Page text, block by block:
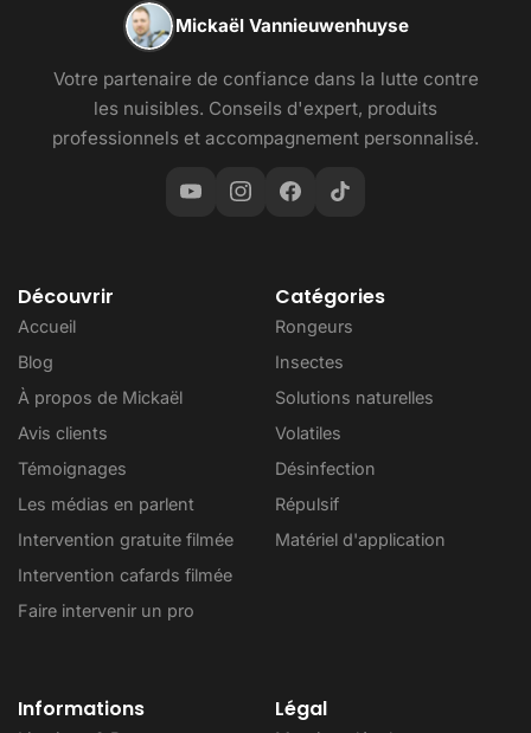
Mickaël Vannieuwenhuyse
Votre partenaire de confiance dans la lutte contre
les nuisibles. Conseils d'expert, produits
professionnels et accompagnement personnalisé.
Découvrir
Accueil
Blog
À propos de Mickaël
Avis clients
Témoignages
Les médias en parlent
Intervention gratuite filmée
Intervention cafards filmée
Faire intervenir un pro
Catégories
Rongeurs
Insectes
Solutions naturelles
Volatiles
Désinfection
Répulsif
Matériel d'application
Informations Légal